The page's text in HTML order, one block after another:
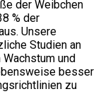
der Weibchen
% der
Unsere
Studien an
und
besser
zu